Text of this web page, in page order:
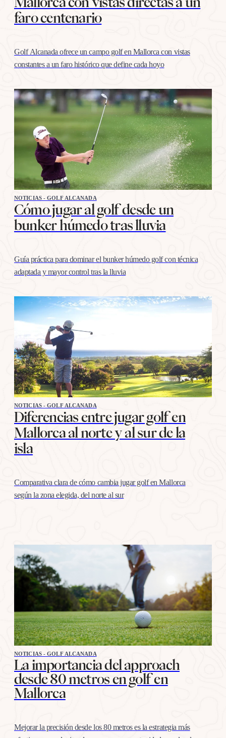
faro centenario
Golf Alcanada ofrece un campo golf en Mallorca con vistas
constantes a un faro histórico que define cada hoyo
NOTICIAS - GOLF ALCANADA
Cómo jugar al golf desde un
bunker húmedo tras lluvia
Guía práctica para dominar el bunker húmedo golf con técnica
adaptada y mayor control tras la lluvia
NOTICIAS - GOLF ALCANADA
Diferencias entre jugar golf en
Mallorca al norte y al sur de la
isla
Comparativa clara de cómo cambia jugar golf en Mallorca
según la zona elegida, del norte al sur
NOTICIAS - GOLF ALCANADA
La importancia del approach
desde 80 metros en golf en
Mallorca
Mejorar la precisión desde los 80 metros es la estrategia más